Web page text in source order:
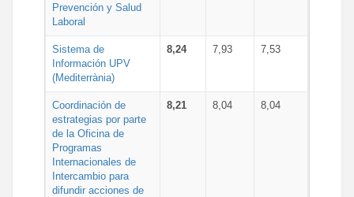
Prevención y Salud
Laboral
Sistema de
Información UPV
(Mediterrània)
8,24 7,93 7,53
Coordinación de
estrategias por parte
de la Oficina de
Programas
Internacionales de
Intercambio para
difundir acciones de
8,21 8,04 8,04